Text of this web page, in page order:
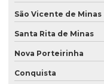
São Vicente de Minas
Santa Rita de Minas
Nova Porteirinha
Conquista